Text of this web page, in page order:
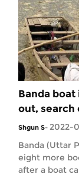
Banda
out, search
Shgun S- 2022-
Banda (Uttar
eight more
after a boat